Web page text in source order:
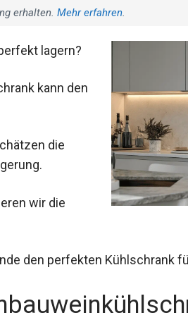
erhalten. Mehr erfahren.
lagern?
kann den
die
wir die
den perfekten Kühlschrank